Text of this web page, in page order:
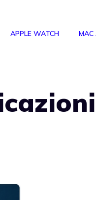
APPLE WATCH MAC